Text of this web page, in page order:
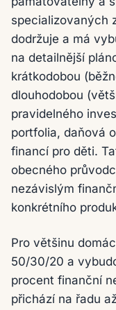
specializovaných
dodržuje a má
na detailnější
krátkodobou
dlouhodobou
pravidelného
portfolia, daňová
financí pro děti.
obecného
nezávislým
konkrétního
Pro většinu
50/30/20 a
procent finanční
přichází na řadu